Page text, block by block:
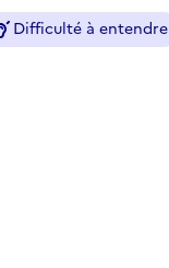
Difficulté à entendre